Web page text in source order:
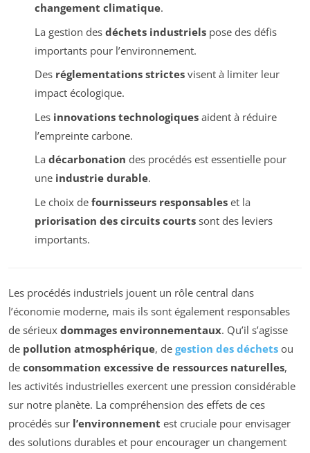
changement climatique.
La gestion des déchets industrielspose des défis
importants pour l’environnement.
Des réglementations strictesvisent à limiter leur
impact écologique.
Les innovations technologiquesaident à réduire
l’empreinte carbone.
La décarbonation des procédés est essentielle pour
une industrie durable.
Le choix de fournisseurs responsableset la
priorisation des circuits courtssont des leviers
importants.
Les procédés industriels jouent un rôle central dans
l’économie moderne, mais ils sont également responsables
de sérieux dommages environnementaux. Qu’il s’agisse
de pollution atmosphérique, de gestion des déchets ou
de consommation excessive de ressources naturelles,
les activités industrielles exercent une pression considérable
sur notre planète. La compréhension des effets de ces
procédés sur l’environnement est cruciale pour envisager
des solutions durables et pour encourager un changement